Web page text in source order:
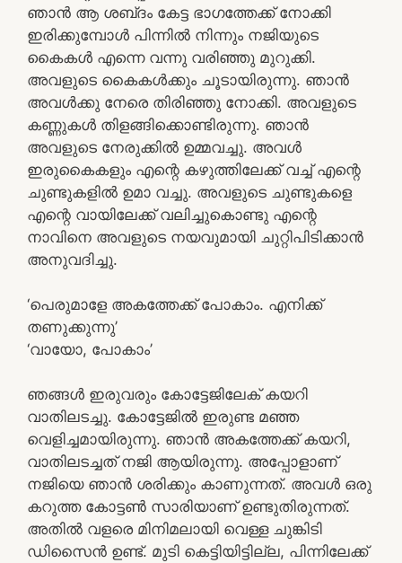
ഞാൻ ആ ശബ്‌ദം കേട്ട ഭാഗത്തേക്ക് നോക്കി
ഇരിക്കുമ്പോൾ പിന്നിൽ നിന്നും നജിയുടെ
കൈകൾ എന്നെ വന്നു വരിഞ്ഞു മുറുക്കി.
അവളുടെ കൈകൾക്കും ചൂടായിരുന്നു. ഞാൻ
അവൾക്കു നേരെ തിരിഞ്ഞു നോക്കി. അവളുടെ
കണ്ണുകൾ തിളങ്ങിക്കൊണ്ടിരുന്നു. ഞാൻ
അവളുടെ നേരുക്കിൽ ഉമ്മവച്ചു. അവൾ
ഇരുകൈകളും എന്റെ കഴുത്തിലേക്ക് വച്ച് എന്റെ
ചുണ്ടുകളിൽ ഉമാ വച്ചു. അവളുടെ ചുണ്ടുകളെ
എന്റെ വായിലേക്ക് വലിച്ചുകൊണ്ടു എന്റെ
നാവിനെ അവളുടെ നയവുമായി ചുറ്റിപിടിക്കാൻ
അനുവദിച്ചു.
‘പെരുമാളേ അകത്തേക്ക് പോകാം. എനിക്ക്
തണുക്കുന്നു’
‘വായോ, പോകാം’
ഞങ്ങൾ ഇരുവരും കോട്ടേജിലേക് കയറി
വാതിലടച്ചു. കോട്ടേജിൽ ഇരുണ്ട മഞ്ഞ
വെളിച്ചമായിരുന്നു. ഞാൻ അകത്തേക്ക് കയറി,
വാതിലടച്ചത് നജി ആയിരുന്നു. അപ്പോളാണ്
നജിയെ ഞാൻ ശരിക്കും കാണുന്നത്. അവൾ ഒരു
കറുത്ത കോട്ടൺ സാരിയാണ് ഉണ്ടുതിരുന്നത്.
അതിൽ വളരെ മിനിമലായി വെള്ള ചുങ്കിടി
ഡിസൈൻ ഉണ്ട്. മുടി കെട്ടിയിട്ടില്ല, പിന്നിലേക്ക്